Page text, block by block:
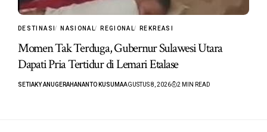
DESTINASI NASIONAL REGIONAL REKREASI
Momen Tak Terduga, Gubernur Sulawesi Utara
Dapati Pria Tertidur di Lemari Etalase
SETIAKY ANUGERAHANANTO KUSUMAAGUSTUS 8, 2026 2 MIN READ